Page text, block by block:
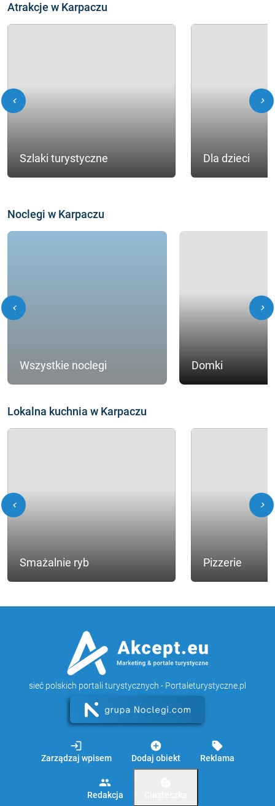
Atrakcje w Karpaczu
Szlaki turystyczne Dla dzieci
chevron_left chevron_right
Noclegi w Karpaczu
Wszystkie noclegi Domki
chevron_left chevron_right
Lokalna kuchnia w Karpaczu
Smażalnie ryb Pizzerie
chevron_left chevron_right
login
Zarządzaj wpisem
add_circle
Dodaj obiekt
sell
Reklama
group
Redakcja
sieć polskich portali turystycznych - Portaleturystyczne.pl